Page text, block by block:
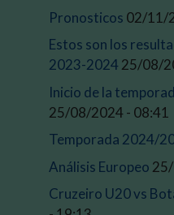
Pronosticos 02/11/
Estos son los
2023-2024 25/08/
Inicio de la
25/08/2024 - 08:41
Temporada 2024/
Análisis Europeo
Cruzeiro U20 vs